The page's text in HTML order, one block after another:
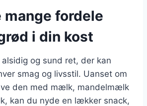
mange fordele
i din kost
og sund ret, der kan
smag og livsstil. Uanset om
den med mælk, mandelmælk
kan du nyde en lækker snack,